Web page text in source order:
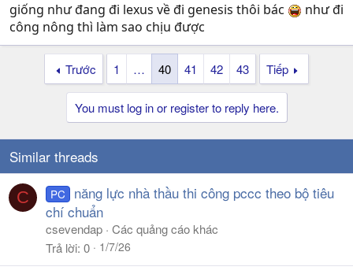
giống như đang đi lexus về đi genesis thôi bác
như đi
công nông thì làm sao chịu được
Trước 1 … 40 41 42 43 Tiếp
You must log in or register to reply here.
Similar threads
C PC
năng lực nhà thầu thi công pccc theo bộ tiêu
chí chuẩn
csevendap Các quảng cáo khác
Trả lời 0 1/7/26